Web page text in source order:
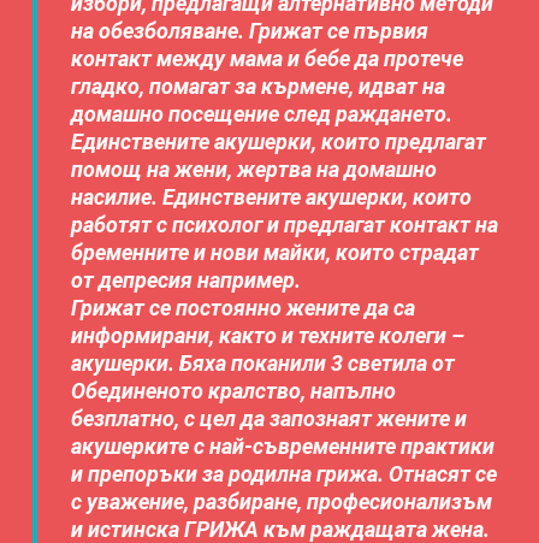
на обезболяване. Грижат се първия
контакт между мама и бебе да протече
гладко, помагат за кърмене, идват на
домашно посещение след раждането.
Единствените акушерки, които предлагат
помощ на жени, жертва на домашно
насилие. Единствените акушерки, които
работят с психолог и предлагат контакт на
бременните и нови майки, които страдат
от депресия например.
Грижат се постоянно жените да са
информирани, както и техните колеги –
акушерки. Бяха поканили 3 светила от
Обединеното кралство, напълно
безплатно, с цел да запознаят жените и
акушерките с най-съвременните практики
и препоръки за родилна грижа. Отнасят се
с уважение, разбиране, професионализъм
и истинска ГРИЖА към раждащата жена.